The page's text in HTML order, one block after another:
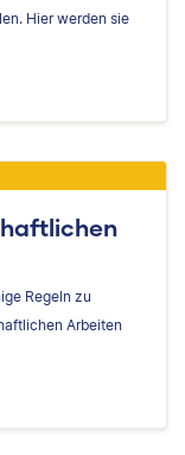
Hier werden sie
Regeln zu
Arbeiten